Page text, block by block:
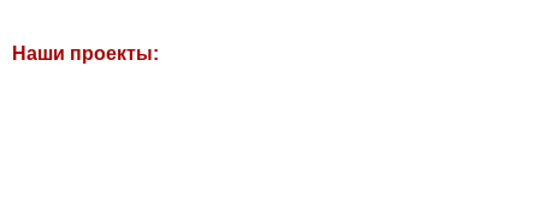
Наши проекты: